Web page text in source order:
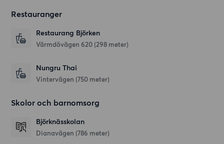
Restauranger
Restaurang Björken
Värmdövägen 620 (298 meter)
Nungru Thai
Vintervägen (750 meter)
Skolor och barnomsorg
Björknässkolan
Dianavägen (786 meter)